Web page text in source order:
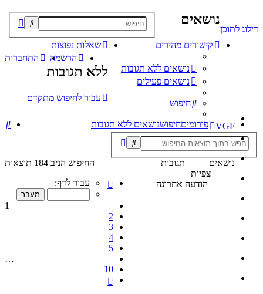
דילוג לתוכן
קישורים מהירים
נושאים ללא תגובות
נושאים פעילים
חיפוש
שאלות נפוצות
התחברות
הרשמה
VGF פורומיםחיפושנושאים ללא תגובות
נושאים
ללא תגובות
עבור לחיפוש מתקדם
החיפוש הניב 184 תוצאות
דף
מתוך
10
עבור לדף:
1
2
3
4
5
…
10
הבא
נושאים
תגובות
צפיות
הודעה אחרונה